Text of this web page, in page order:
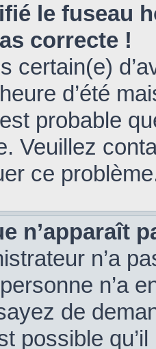
le fuseau
correcte !
certain(e)
d’été
probable
Veuillez
ce
n’apparaît
n’a
n’a
de
possible